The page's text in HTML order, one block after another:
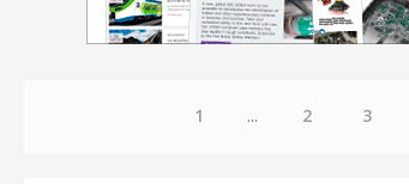
1 ... 2 3